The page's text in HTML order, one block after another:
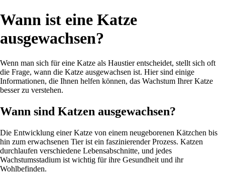
Wann ist eine Katze
ausgewachsen?
Wenn man sich für eine Katze als Haustier entscheidet, stellt sich oft
die Frage, wann die Katze ausgewachsen ist. Hier sind einige
Informationen, die Ihnen helfen können, das Wachstum Ihrer Katze
besser zu verstehen.
Wann sind Katzen ausgewachsen?
Die Entwicklung einer Katze von einem neugeborenen Kätzchen bis
hin zum erwachsenen Tier ist ein faszinierender Prozess. Katzen
durchlaufen verschiedene Lebensabschnitte, und jedes
Wachstumsstadium ist wichtig für ihre Gesundheit und ihr
Wohlbefinden.